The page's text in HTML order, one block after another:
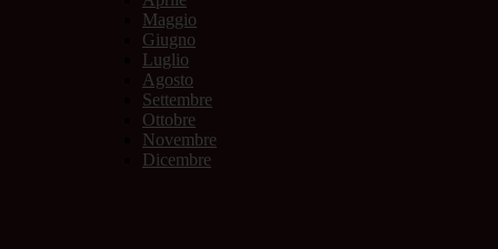
Maggio
Giugno
Luglio
Agosto
Settembre
Ottobre
Novembre
Dicembre